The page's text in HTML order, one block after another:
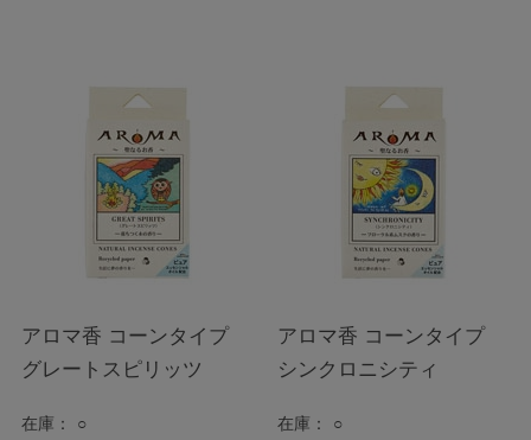
アロマ香 コーンタイプ
グレートスピリッツ
在庫： ○
アロマ香 コーンタイプ
シンクロニシティ
在庫： ○